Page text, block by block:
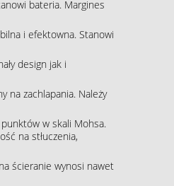
bateria. Margines
i efektowna. Stanowi
design jak i
na zachlapania. Należy
w skali Mohsa.
na stłuczenia,
ścieranie wynosi nawet